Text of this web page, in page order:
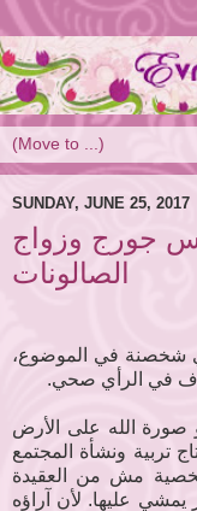
SUNDAY, JUNE 25, 2017
جورج وزواج
الصالونات
شخصنة في الموضوع،
في الرأي صحي.
الله على الأرض
تربية ونشأة المجتمع
مش من العقيدة
عليها. لأن آراؤه